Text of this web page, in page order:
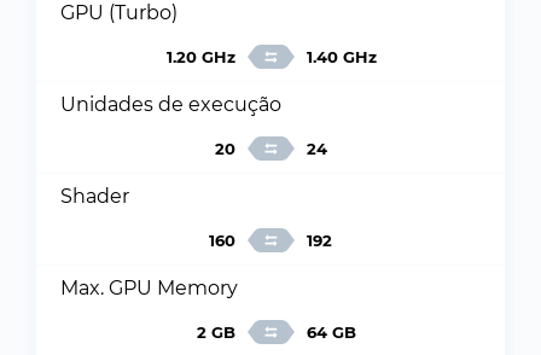
GPU (Turbo)
1.20 GHz 1.40 GHz
Unidades de execução
20 24
Shader
160 192
Max. GPU Memory
2 GB 64 GB